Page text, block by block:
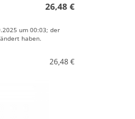
26,48 €
um 00:03; der
haben.
26,48 €